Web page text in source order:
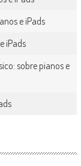
e iPads
iPads
sobre pianos e